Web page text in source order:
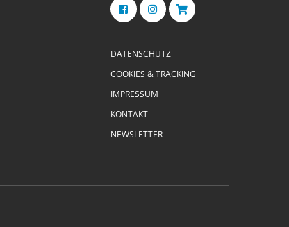
DATENSCHUTZ
COOKIES & TRACKING
IMPRESSUM
KONTAKT
NEWSLETTER